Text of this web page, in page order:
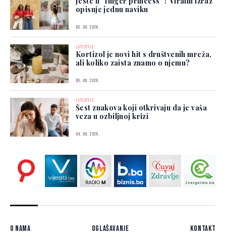
opisuje jednu naviku
05. 08. 2026.
LIFESTYLE
Kortizol je novi hit s društvenih mreža,
ali koliko zaista znamo o njemu?
05. 08. 2026.
LIFESTYLE
Šest znakova koji otkrivaju da je vaša
veza u ozbiljnoj krizi
04. 08. 2026.
O nama Oglašavanje Kontakt